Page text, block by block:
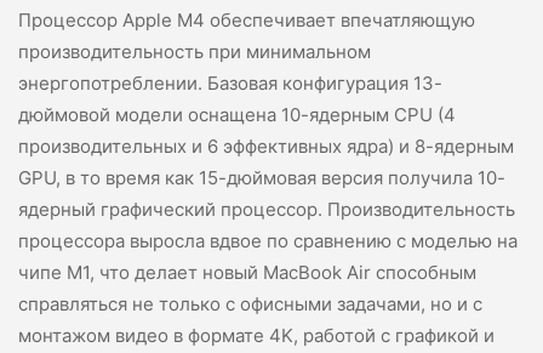
Процессор Apple M4 обеспечивает впечатляющую
производительность при минимальном
энергопотреблении. Базовая конфигурация 13-
дюймовой модели оснащена 10-ядерным CPU (4
производительных и 6 эффективных ядра) и 8-ядерным
GPU, в то время как 15-дюймовая версия получила 10-
ядерный графический процессор. Производительность
процессора выросла вдвое по сравнению с моделью на
чипе M1, что делает новый MacBook Air способным
справляться не только с офисными задачами, но и с
монтажом видео в формате 4K, работой с графикой и